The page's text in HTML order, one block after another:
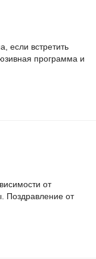
если встретить
программа и
от
Поздравление от